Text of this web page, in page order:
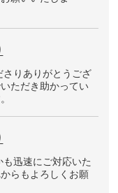
さりありがとうござ
ただき助かってい
迅速にご対応いた
らもよろしくお願